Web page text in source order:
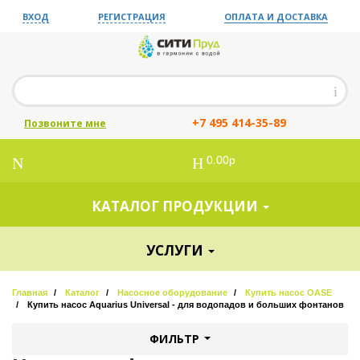
ВХОД РЕГИСТРАЦИЯ ОПЛАТА И ДОСТАВКА
Позвоните мне +7 495 414-35-89
0.00р
КАТАЛОГ ПРОДУКЦИИ
УСЛУГИ
Главная Каталог Насосное оборудование
Купить насос OASE
Купить насос Aquarius Universal - для водопадов и больших фонтанов
ФИЛЬТР